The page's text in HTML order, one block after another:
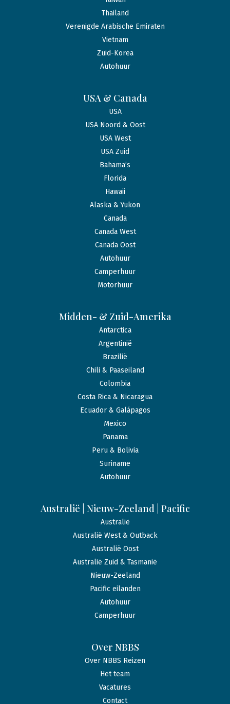
Thailand
Verenigde Arabische Emiraten
Vietnam
Zuid-Korea
Autohuur
USA & Canada
USA
USA Noord & Oost
USA West
USA Zuid
Bahama’s
Florida
Hawaii
Alaska & Yukon
Canada
Canada West
Canada Oost
Autohuur
Camperhuur
Motorhuur
Midden- & Zuid-Amerika
Antarctica
Argentinië
Brazilië
Chili & Paaseiland
Colombia
Costa Rica & Nicaragua
Ecuador & Galápagos
Mexico
Panama
Peru & Bolivia
Suriname
Autohuur
Australië | Nieuw-Zeeland | Pacific
Australië
Australië West & Outback
Australië Oost
Australië Zuid & Tasmanië
Nieuw-Zeeland
Pacific eilanden
Autohuur
Camperhuur
Over NBBS
Over NBBS Reizen
Het team
Vacatures
Contact